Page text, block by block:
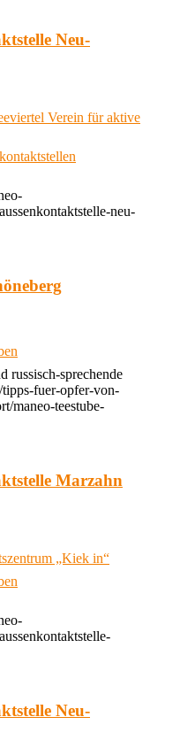
Neu-
Verein für aktive
neu-
russisch-sprechende
tipps-fuer-opfer-von-
maneo-teestube-
Marzahn
„Kiek in“
Neu-